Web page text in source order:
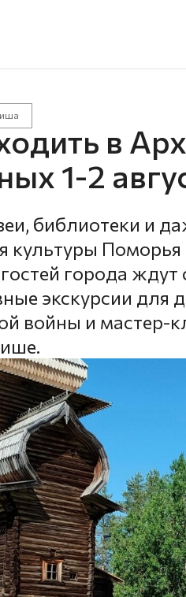
в
1-2
библиотеки и
культуры Поморья
города ждут
экскурсии для
войны и